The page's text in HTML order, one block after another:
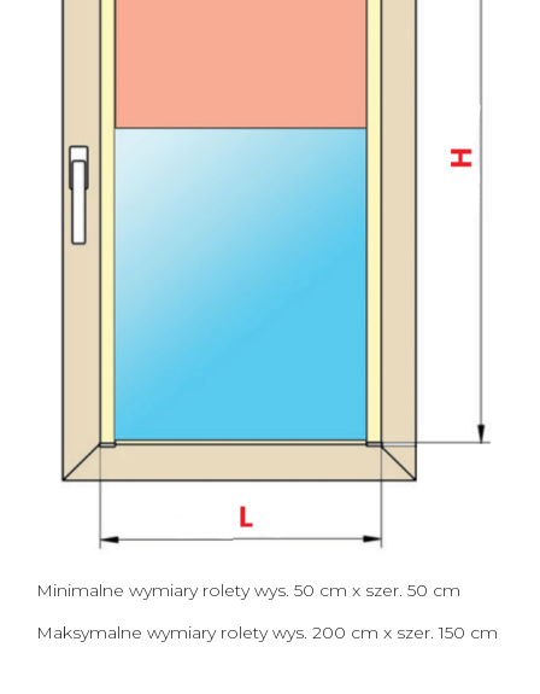
Minimalne wymiary rolety wys. 50 cm x szer. 50 cm
Maksymalne wymiary rolety wys. 200 cm x szer. 150 cm